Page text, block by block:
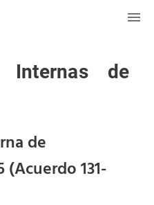
Internas de
de
131-